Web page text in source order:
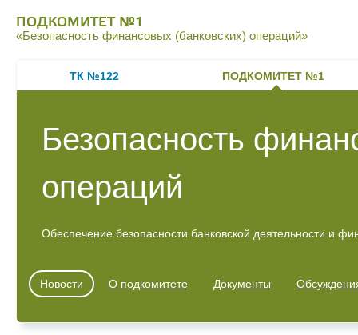
ПОДКОМИТЕТ №1
«Безопасность финансовых (банковских) операций»
ТК №122 ПОДКОМИТЕТ №1
Безопасность
операций
Обеспечение безопасности банковской деятельности и
Новости О подкомитете Документы